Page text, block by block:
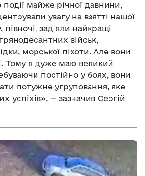
майже річної давнини,
увагу на взятті нашої
півночі, задіяли найкращі
військ,
морської піхоти. Але вони
Тому я дуже маю великий
постійно у боях, вони
потужне угруповання, яке
успіхів», — зазначив Сергій